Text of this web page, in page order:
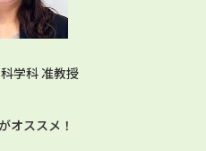
学科 准教授
オススメ！